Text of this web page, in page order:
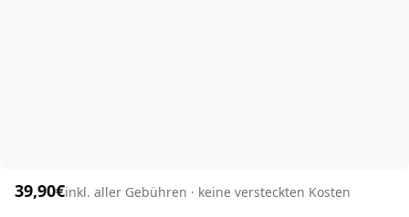
39,90€inkl. aller Gebühren · keine versteckten Kosten